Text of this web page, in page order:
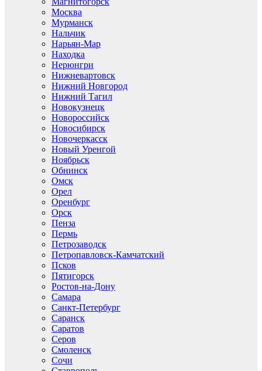
Москва
Мурманск
Нальчик
Нарьян-Мар
Находка
Нерюнгри
Нижневартовск
Нижний Новгород
Нижний Тагил
Новокузнецк
Новороссийск
Новосибирск
Новочеркасск
Новый Уренгой
Ноябрьск
Обнинск
Омск
Орел
Оренбург
Орск
Пенза
Пермь
Петрозаводск
Петропавловск-Камчатский
Псков
Пятигорск
Ростов-на-Дону
Самара
Санкт-Петербург
Саранск
Саратов
Серов
Смоленск
Сочи